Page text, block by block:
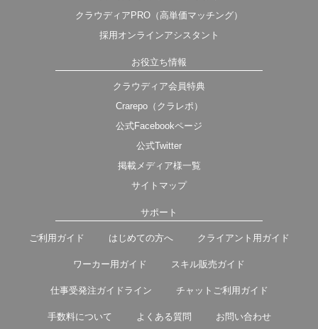
クラウディアPRO（高単価マッチング）
採用オンラインアシスタント
お役立ち情報
クラウディア会員特典
Crarepo（クラレポ）
公式Facebookページ
公式Twitter
掲載メディア様一覧
サイトマップ
サポート
ご利用ガイド はじめての方へ クライアント用ガイド
ワーカー用ガイド スキル販売ガイド
仕事受発注ガイドライン チャットご利用ガイド
手数料について よくある質問 お問い合わせ